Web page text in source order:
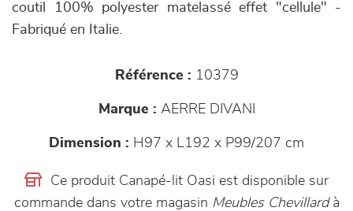
coutil 100% polyester matelassé effet "cellule" -
Fabriqué en Italie.
Référence : 10379
Marque : AERRE DIVANI
Dimension : H97 x L192 x P99/207 cm
Ce produit Canapé-lit Oasi est disponible sur
commande dans votre magasin Meubles Chevillardà